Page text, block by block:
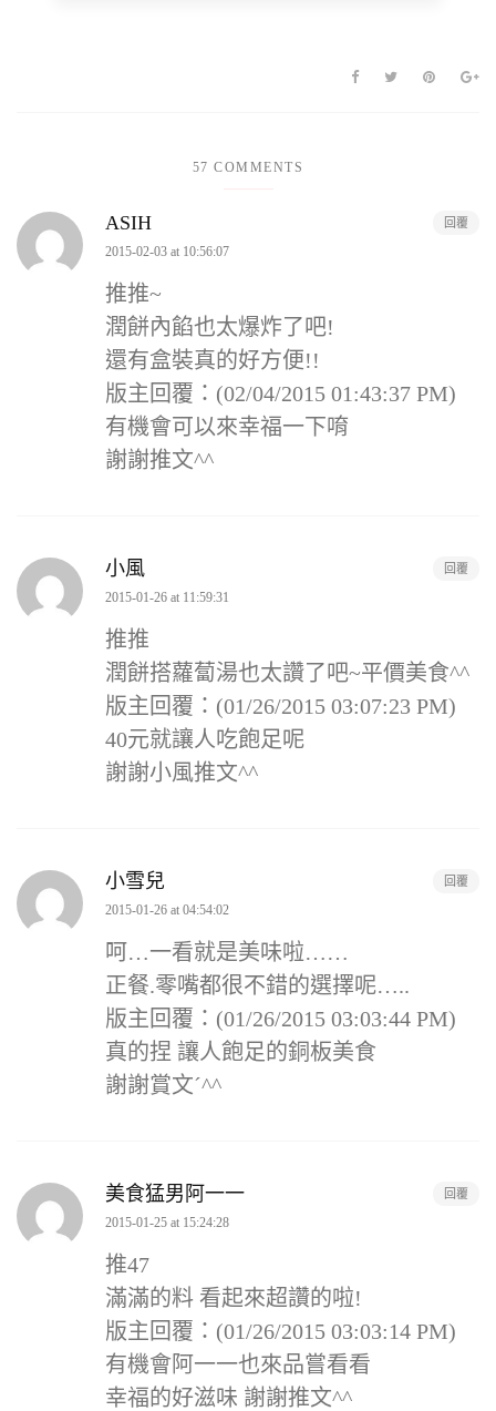
57 COMMENTS
ASIH
2015-02-03 at 10:56:07
推推~
潤餅內餡也太爆炸了吧!
還有盒裝真的好方便!!
版主回覆：(02/04/2015 01:43:37 PM)
有機會可以來幸福一下唷
謝謝推文^^
回覆
小風
2015-01-26 at 11:59:31
推推
潤餅搭蘿蔔湯也太讚了吧~平價美食^^
版主回覆：(01/26/2015 03:07:23 PM)
40元就讓人吃飽足呢
謝謝小風推文^^
回覆
小雪兒
2015-01-26 at 04:54:02
呵…一看就是美味啦……
正餐.零嘴都很不錯的選擇呢…..
版主回覆：(01/26/2015 03:03:44 PM)
真的捏 讓人飽足的銅板美食
謝謝賞文ˊ^^
回覆
美食猛男阿一一
2015-01-25 at 15:24:28
推47
滿滿的料 看起來超讚的啦!
版主回覆：(01/26/2015 03:03:14 PM)
有機會阿一一也來品嘗看看
幸福的好滋味 謝謝推文^^
回覆